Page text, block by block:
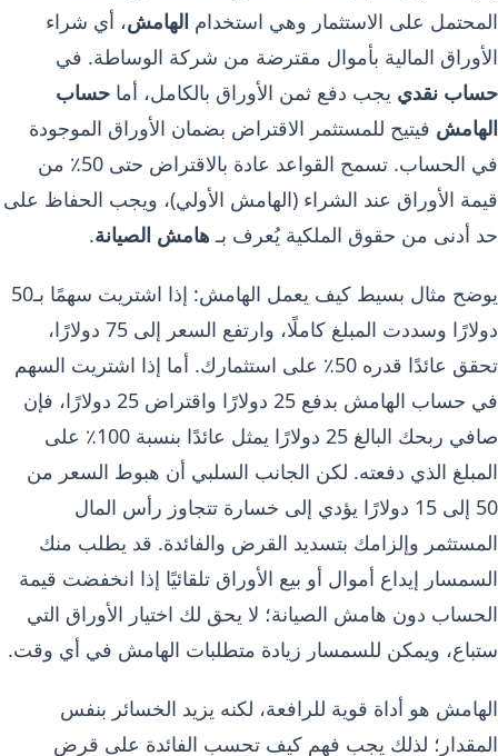
المحتمل على الاستثمار وهي استخدام الهامش، أي شراء
الأوراق المالية بأموال مقترضة من شركة الوساطة. في
حساب نقدي يجب دفع ثمن الأوراق بالكامل، أما حساب
الهامش فيتيح للمستثمر الاقتراض بضمان الأوراق الموجودة
في الحساب. تسمح القواعد عادة بالاقتراض حتى 50٪ من
قيمة الأوراق عند الشراء (الهامش الأولي)، ويجب الحفاظ على
حد أدنى من حقوق الملكية يُعرف بـ هامش الصيانة.
يوضح مثال بسيط كيف يعمل الهامش: إذا اشتريت سهمًا بـ50
دولارًا وسددت المبلغ كاملًا، وارتفع السعر إلى 75 دولارًا،
تحقق عائدًا قدره 50٪ على استثمارك. أما إذا اشتريت السهم
في حساب الهامش بدفع 25 دولارًا واقتراض 25 دولارًا، فإن
صافي ربحك البالغ 25 دولارًا يمثل عائدًا بنسبة 100٪ على
المبلغ الذي دفعته. لكن الجانب السلبي أن هبوط السعر من
50 إلى 15 دولارًا يؤدي إلى خسارة تتجاوز رأس المال
المستثمر وإلزامك بتسديد القرض والفائدة. قد يطلب منك
السمسار إيداع أموال أو بيع الأوراق تلقائيًا إذا انخفضت قيمة
الحساب دون هامش الصيانة؛ لا يحق لك اختيار الأوراق التي
ستباع، ويمكن للسمسار زيادة متطلبات الهامش في أي وقت.
الهامش هو أداة قوية للرافعة، لكنه يزيد الخسائر بنفس
المقدار؛ لذلك يجب فهم كيف تحسب الفائدة على قرض